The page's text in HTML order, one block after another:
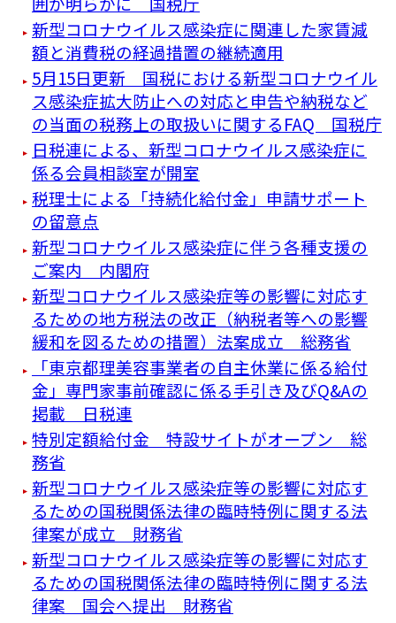
新型コロナウイルス感染症に関連した家賃減
額と消費税の経過措置の継続適用
5月15日更新 国税における新型コロナウイル
ス感染症拡大防止への対応と申告や納税など
の当面の税務上の取扱いに関するFAQ 国税庁
日税連による、新型コロナウイルス感染症に
係る会員相談室が開室
税理士による「持続化給付金」申請サポート
の留意点
新型コロナウイルス感染症に伴う各種支援の
ご案内 内閣府
新型コロナウイルス感染症等の影響に対応す
るための地方税法の改正（納税者等への影響
緩和を図るための措置）法案成立 総務省
「東京都理美容事業者の自主休業に係る給付
金」専門家事前確認に係る手引き及びQ&Aの
掲載 日税連
特別定額給付金 特設サイトがオープン 総
務省
新型コロナウイルス感染症等の影響に対応す
るための国税関係法律の臨時特例に関する法
律案が成立 財務省
新型コロナウイルス感染症等の影響に対応す
るための国税関係法律の臨時特例に関する法
律案 国会へ提出 財務省